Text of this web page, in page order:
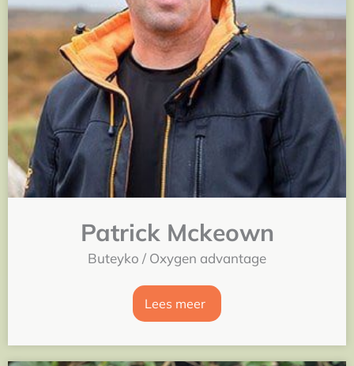
Patrick Mckeown
Buteyko / Oxygen advantage
Lees meer